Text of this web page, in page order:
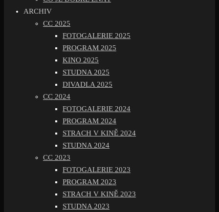
ARCHIV
CC 2025
FOTOGALERIE 2025
PROGRAM 2025
KINO 2025
STUDNA 2025
DIVADLA 2025
CC 2024
FOTOGALERIE 2024
PROGRAM 2024
STRACH V KINĚ 2024
STUDNA 2024
CC 2023
FOTOGALERIE 2023
PROGRAM 2023
STRACH V KINĚ 2023
STUDNA 2023